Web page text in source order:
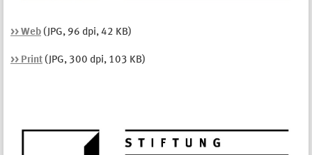
>> Web (JPG, 96 dpi, 42 KB)
>> Print (JPG, 300 dpi, 103 KB)